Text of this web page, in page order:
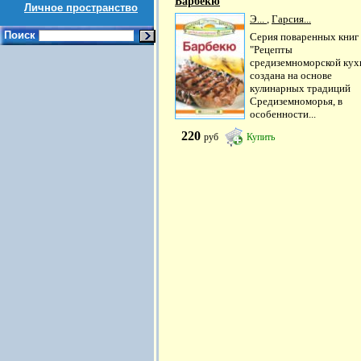
Личное пространство
Поиск
Э... , Гарсия...
Серия поваренных книг
"Рецепты
средиземноморской
создана на основе
кулинарных традиций
Средиземноморья, в
особенности...
220 руб Купить